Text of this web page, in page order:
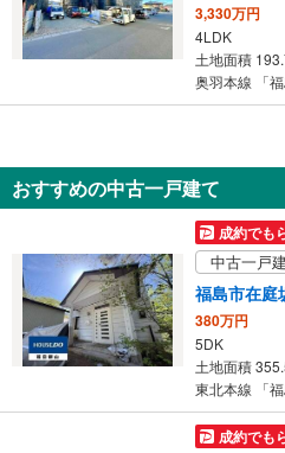
3,330万円
4LDK
土地面積
奥羽本線 「
福島市太平
2,880万円
4LDK
土地面積
奥羽本線 「福
おすすめの中古一戸建て
成約でも
中古一戸
福島市在庭
380万円
5DK
土地面積
成約でも